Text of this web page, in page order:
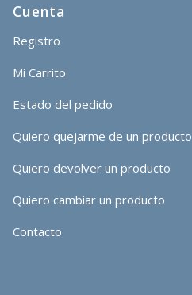
Cuenta
Registro
Mi Carrito
Estado del pedido
Quiero quejarme de un producto
Quiero devolver un producto
Quiero cambiar un producto
Contacto